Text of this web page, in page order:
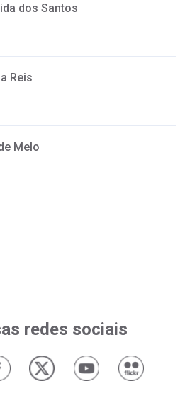
dos Santos
Reis
Melo
redes sociais